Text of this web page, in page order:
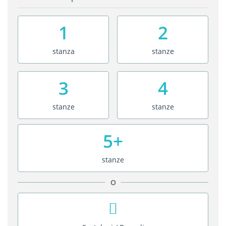
1
stanza
2
stanze
3
stanze
4
stanze
5+
stanze
O